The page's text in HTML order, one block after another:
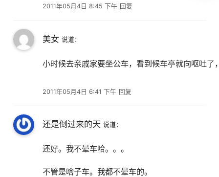
2011年05月4日 8:45 下午 回复
美女 说道：
2011年05月4日 6:41 下午
小时候去亲戚家要坐公车，看到候车亭就向呕吐
回复
还是倒过来的天 说道：
还好。我不晕车哈。。。
不管是啥子车。我都不晕车的。